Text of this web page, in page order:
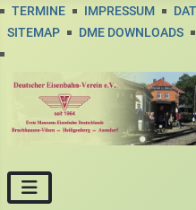
TERMINE IMPRESSUM
SITEMAP
DME DOWNLOADS